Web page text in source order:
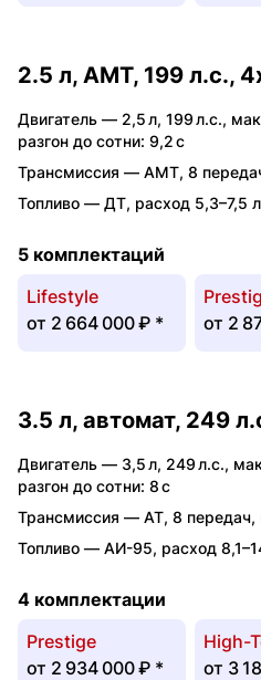
2.5 л, AMT, 199 л.с.,
Двигатель — 2,5 л, 199 л.с.,
разгон до сотни: 9,2 с
Трансмиссия — AMT, 8
Топливо — ДТ, расход 5,3–7,5 л
5 комплектаций
Lifestyle
от 2 664 000 ₽ *
от 2
3.5 л, автомат, 249
Двигатель — 3,5 л, 249 л.с.,
разгон до сотни: 8 с
Трансмиссия — AT, 8 передач,
Топливо — АИ-95, расход
4 комплектации
Prestige
от 2 934 000 ₽ *
High-
от 3